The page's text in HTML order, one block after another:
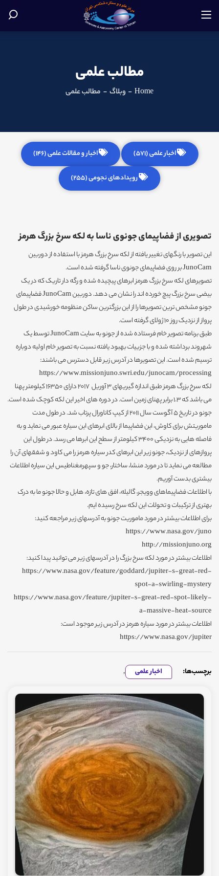
مطالب علمی
Home
- وبلاگ - مطالب علمی
اخبار علمی (571) اخبار و مقالات علمی (146)
رویدادهای نجومی (255)
تصویری از فضاپیمای جونوی ناسا به لکه سرخ بزرگ هرمز
این تصویر با رنگهای تغییر یافته از لکه سرخ بزرگ هرمز با استفاده از دوربین
JunoCam بر روی فضاپیمای جونوی ناسا گرفته شده است.
تصویرهای لکه سرخ بزرگ هرمز ابرهای پیچیده شده و رگه دار تاریک که در یک
بیضی سرخ بزرگ پیچ خورده اند را نشان می دهد. دوربین JunoCam فضاپیمای
جونو مشخص ترین تصویرها را از این بزرگترین ساکن منظومه خورشیدی در طول
پرواز از نزدیک روز 10 ژولای گرفته است.
طبق برنامه تصویر خام فرستاده شده از جونو به سایت JunoCam توسط یک
شهروند برداشته شده و با جزییات بهبود یافته نسبت به تصویر خام اولیه دوباره
ترسیم شده است. این تصویرها در آدرس زیر قابل دسترس می باشند:
https://www.missionjuno.swri.edu/junocam/processing
لکه سرخ بزرگ هرمز طبق اندازه گیریهای 3 آوریل 2017 دارای 16350 کیلومتر پهنا
می باشد که 1.3 برابر پهنای زمین است. در دوره های اخیر این لکه کوچک شده است.
جونو در تاریخ 5 آگوست سال 2011 از کیپ کاناورال پرتاب شد. در طول مدت
ماموریتش برای کاوش، این فضاپیما از بالای ابرهای این سیاره عبور می نماید و به
فاصله هایی به نزدیکی 3400 کیلومتر از سطح این ابرها می رسد. در طول این
پروازهای از نزدیک، جونو زیر این ابرهای کدر سیاره هرمز را می کاود و شفقهای آن را
مطالعه می نماید تا در مورد منشا، ساختار، جو و سپهرمغناطیس این سیاره اطلاعات
بیشتری بدست آوریم.
با اطلاعات فضاپیماهای وویجر، گالیله، افق های تازه، هابل و حالا جونو ما به درک
بهتری از ترکیبات و تحولات این لکه سرخ رسیده ایم.
برای اطلاعات بیشتر در مورد ماموریت جونو به آدرسهای زیر مراجعه کنید:
https://www.nasa.gov/juno
http://missionjuno.org
اطلاعات بیشتر در مورد لکه سرخ بزرگ را در آدرسهای زیر می توانید پیدا کنید:
https://www.nasa.gov/feature/goddard/jupiter-s-great-red-
spot-a-swirling-mystery
https://www.nasa.gov/feature/jupiter-s-great-red-spot-likely-
a-massive-heat-source
اطلاعات بیشتر در مورد سیاره هرمز در آدرس زیر موجود است:
https://www.nasa.gov/jupiter
برچسب‌ها: اخبار علمی ,